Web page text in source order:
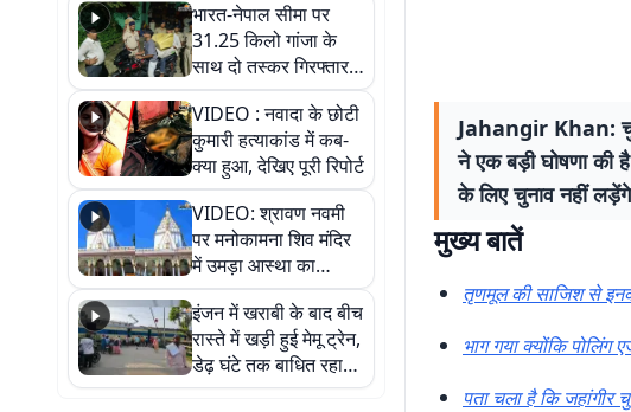
भारत-नेपाल सीमा पर
31.25 किलो गांजा के
साथ दो तस्कर गिरफ्तार,
नेपाली नंबर की बाइक
जब्त
VIDEO : नवादा के छोटी
कुमारी हत्याकांड में कब-
क्या हुआ, देखिए पूरी रिपोर्ट
VIDEO: श्रावण नवमी
पर मनोकामना शिव मंदिर
में उमड़ा आस्था का
सैलाब, हर-हर महादेव के
जयघोष से गूंजा परिसर
इंजन में खराबी के बाद बीच
रास्ते में खड़ी हुई मेमू ट्रेन,
डेढ़ घंटे तक बाधित रहा
आवागमन
Jahangir Khan:
ने एक बड़ी घोषणा की
के लिए चुनाव नहीं
मुख्य बातें
तृणमूल की साजिश से
भाग गया क्योंकि पोलिंग
पता चला है कि जहांगीर